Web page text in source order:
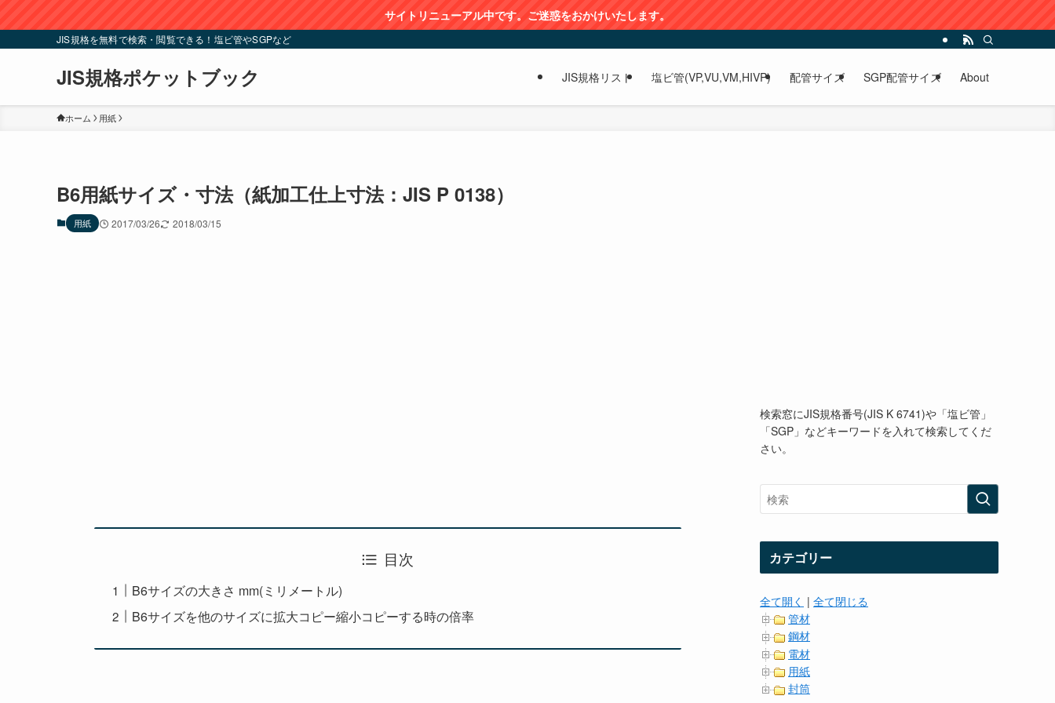
サイトリニューアル中です。ご迷惑をおかけいたします。
JIS規格を無料で検索・閲覧できる！塩ビ管やSGPなど
JIS規格ポケットブック JIS規格リスト 塩ビ管(VP,VU,VM,HIVP) 配管サイズ SGP配管サイズ About
ホーム 用紙
B6用紙サイズ・寸法（紙加工仕上寸法：JIS P 0138）
用紙 2017/03/26 2018/03/15
目次
B6サイズの大きさ mm(ミリメートル)
B6サイズを他のサイズに拡大コピー縮小コピーする時の倍率
検索窓にJIS規格番号(JIS K 6741)や「塩ビ管」
「SGP」などキーワードを入れて検索してくだ
さい。
カテゴリー
全て開く | 全て閉じる
管材
鋼材
電材
用紙
封筒